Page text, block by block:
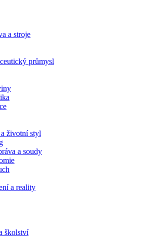
a stroje
průmysl
životní styl
a soudy
a reality
školství